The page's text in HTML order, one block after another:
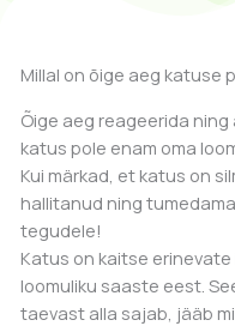
Millal on õige aeg katuse
Õige aeg reageerida
katus pole enam oma
Kui märkad, et katus on
hallitanud ning
tegudele!
Katus on kaitse
loomuliku saaste eest.
taevast alla sajab, jääb